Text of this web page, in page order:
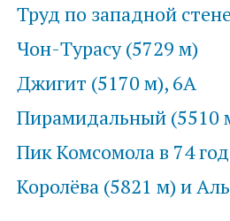
Труд по западной
Чон-Турасу (5729 м)
Джигит (5170 м), 6А
Пирамидальный (5510
Пик Комсомола в 74
Королёва (5821 м) и